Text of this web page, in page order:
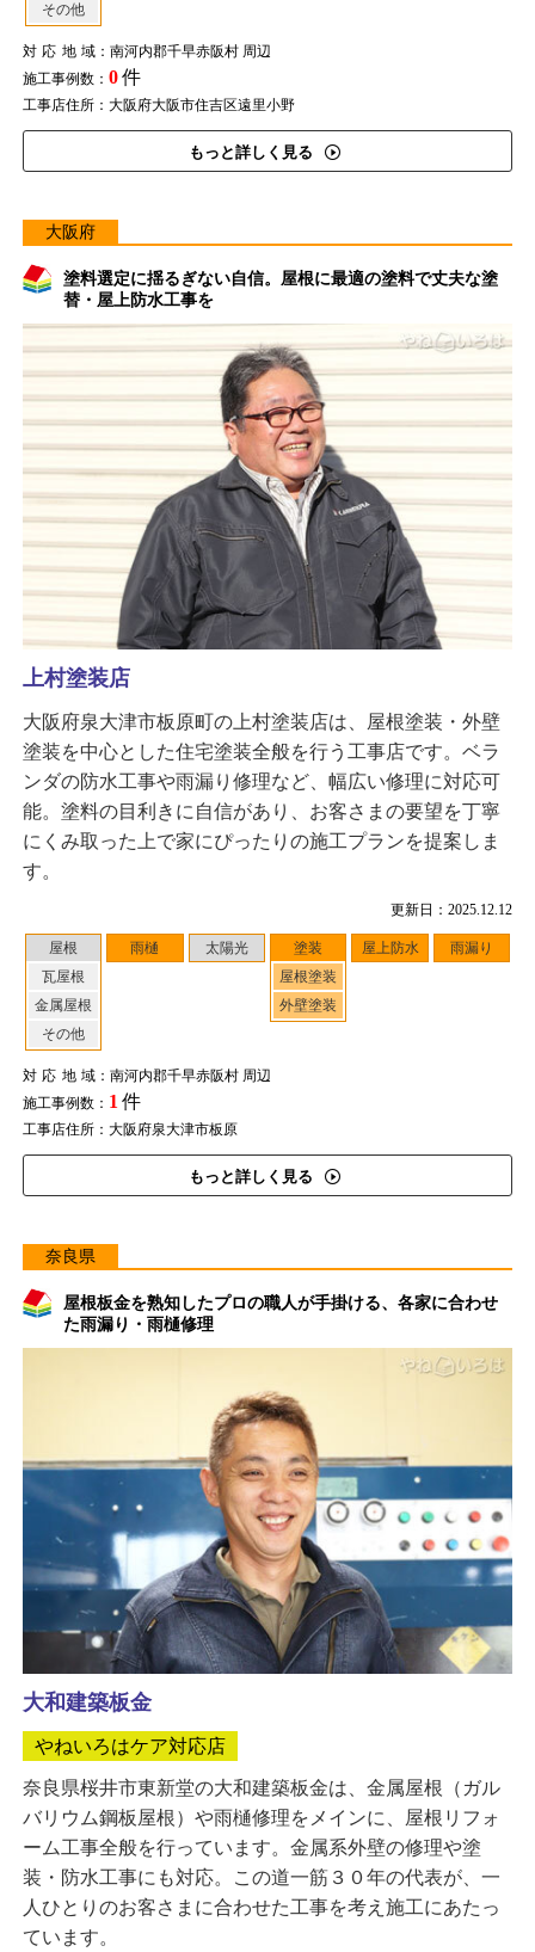
その他
対応地域：南河内郡千早赤阪村 周辺
施工事例数： 0件
工事店住所：大阪府大阪市住吉区遠里小野
もっと詳しく見る
大阪府
塗料選定に揺るぎない自信。屋根に最適の塗料で丈夫な塗
替・屋上防水工事を
更新日：2025.12.12
屋根
瓦屋根
金属屋根
その他
雨樋 太陽光
塗装
屋根塗装
外壁塗装
屋上防水 雨漏り
対応地域：南河内郡千早赤阪村 周辺
施工事例数： 1 件
工事店住所：大阪府泉大津市板原
もっと詳しく見る
上村塗装店
大阪府泉大津市板原町の上村塗装店は、屋根塗装・外壁
塗装を中心とした住宅塗装全般を行う工事店です。ベラ
ンダの防水工事や雨漏り修理など、幅広い修理に対応可
能。塗料の目利きに自信があり、お客さまの要望を丁寧
にくみ取った上で家にぴったりの施工プランを提案しま
す。
奈良県
屋根板金を熟知したプロの職人が手掛ける、各家に合わせ
た雨漏り・雨樋修理
大和建築板金
やねいろはケア対応店
奈良県桜井市東新堂の大和建築板金は、金属屋根（ガル
バリウム鋼板屋根）や雨樋修理をメインに、屋根リフォ
ーム工事全般を行っています。金属系外壁の修理や塗
装・防水工事にも対応。この道一筋３０年の代表が、一
人ひとりのお客さまに合わせた工事を考え施工にあたっ
ています。